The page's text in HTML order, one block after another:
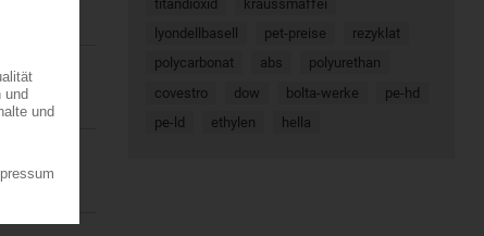
titandioxid
kraussmaffei
lyondellbasell
pet-preise
rezyklat
polycarbonat
abs
polyurethan
covestro
dow bolta-werke
pe-hd
pe-ld
ethylen hella